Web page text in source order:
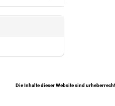
Die Inhalte dieser Website sind